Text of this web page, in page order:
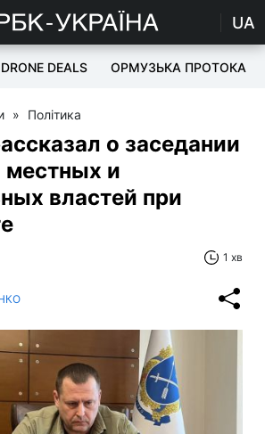
UA
DRONE DEALS ОРМУЗЬКА ПРОТОКА
» Політика
о заседании
местных и
властей при
1 хв